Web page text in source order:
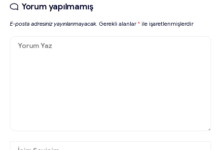
Yorum yapılmamış
E-posta adresiniz yayınlanmayacak. Gerekli alanlar* ile işaretlenmişlerdir